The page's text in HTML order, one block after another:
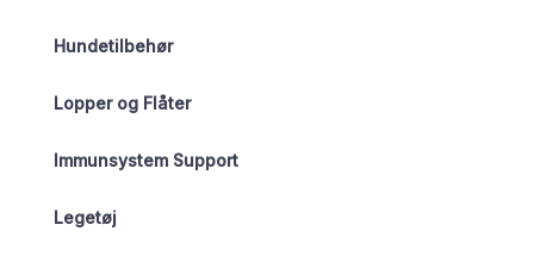
Hundetilbehør
Lopper og Flåter
Immunsystem Support
Legetøj